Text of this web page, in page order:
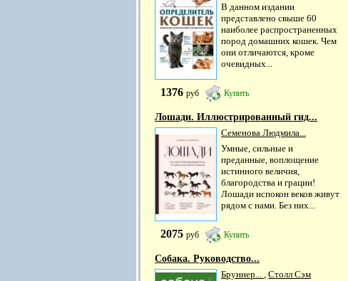
В данном издании
представлено свыше 60
наиболее распространенных
пород домашних кошек. Чем
они отличаются, кроме
очевидных...
1376 руб Купить
Лошади. Иллюстрированный гид...
Семенова Людмила...
Умные, сильные и
преданные, воплощение
истинного величия,
благородства и грации!
Лошади испокон веков живут
рядом с нами. Без них...
2075 руб Купить
Собака. Руководство...
Бруннер... , Столл Сэм